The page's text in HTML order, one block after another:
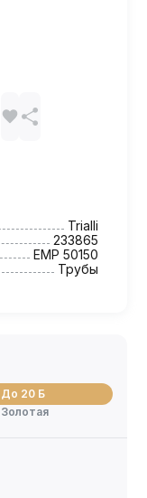
Trialli
233865
EMP 50150
Трубы
До 20 Б
Золотая